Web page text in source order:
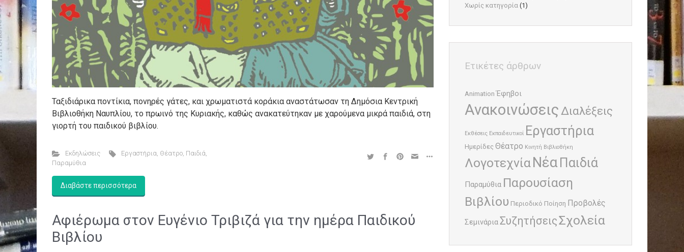
Ταξιδιάρικα ποντίκια, πονηρές γάτες, και χρωματιστά κοράκια αναστάτωσαν τη Δημόσια Κεντρική
Βιβλιοθήκη Ναυπλίου, το πρωινό της Κυριακής, καθώς ανακατεύτηκαν με χαρούμενα μικρά παιδιά, στη
γιορτή του παιδικού βιβλίου.
Εκδηλώσεις Εργαστήρια, Θέατρο, Παιδιά,
Παραμύθια
Διαβάστε περισσότερα
Αφιέρωμα στον Ευγένιο Τριβιζά για την ημέρα Παιδικού
Βιβλίου
Χωρίς κατηγορία (1)
Ετικέτες άρθρων
Animation Έφηβοι
Ανακοινώσεις Διαλέξεις
Εκθέσεις Εκπαιδευτικοί Εργαστήρια
Ημερίδες Θέατρο Κινητή Βιβλιοθήκη
ΛογοτεχνίαΝέα Παιδιά
Παραμύθια Παρουσίαση
Βιβλίου Περιοδικό Ποίηση Προβολές
ΣεμινάριαΣυζητήσειςΣχολεία